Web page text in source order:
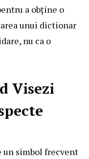
a obține o
unui dictionar
nu ca o
Visezi
un simbol frecvent